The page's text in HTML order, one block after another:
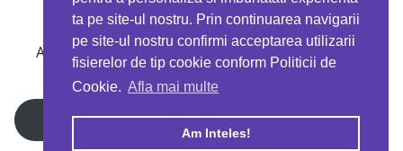
ta pe site-ul nostru. Prin continuarea navigarii
pe site-ul nostru confirmi acceptarea utilizarii
fisierelor de tip cookie conform Politicii de
Cookie. Afla mai multe
Am Inteles!
Ai 40%reducere la orice comandă folosind codul
EATTRACK
Profită acum